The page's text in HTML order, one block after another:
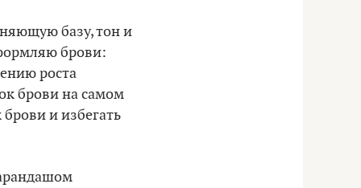
базу, тон и
брови:
роста
брови на самом
и избегать